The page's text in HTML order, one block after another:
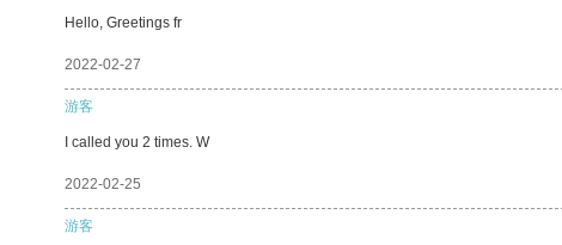
Hello, Greetings fr
2022-02-27
游客
I called you 2 times. W
2022-02-25
游客